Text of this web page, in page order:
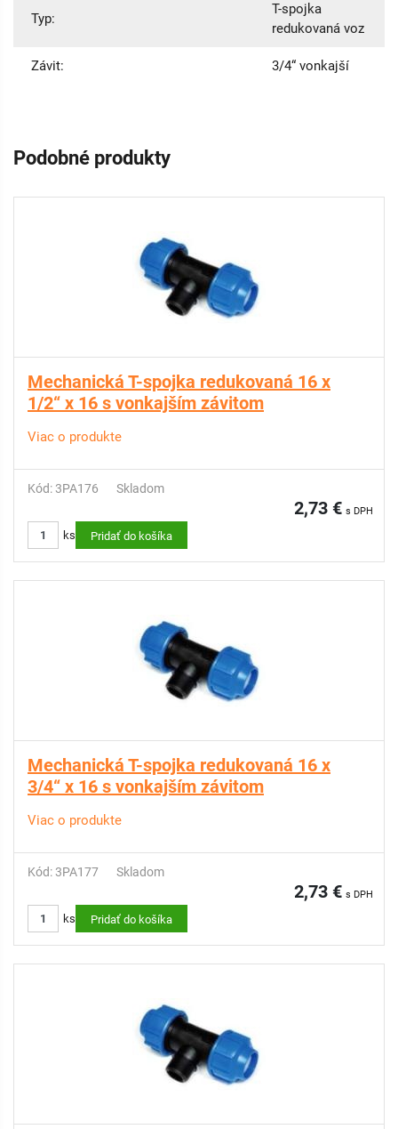
Typ:
T-spojka
redukovaná voz
Závit: 3/4“ vonkajší
Podobné produkty
Mechanická T-spojka redukovaná 16 x
1/2“ x 16 s vonkajším závitom
Viac o produkte
Kód: 3PA176 Skladom
2,73 € s DPH
ks Pridať do košíka
Mechanická T-spojka redukovaná 16 x
3/4“ x 16 s vonkajším závitom
Viac o produkte
Kód: 3PA177 Skladom
2,73 € s DPH
ks Pridať do košíka